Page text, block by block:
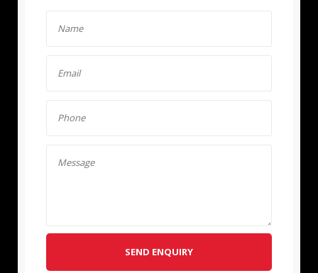
SEND ENQUIRY